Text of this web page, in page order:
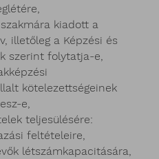
kiadott a
illetőleg a Képzési és
szerint folytatja-e,
kötelezettségeinek
e,
teljesülésére:
feltételeire,
létszámkapacitására,